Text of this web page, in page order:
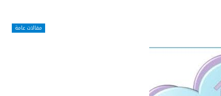
مقالات عامة